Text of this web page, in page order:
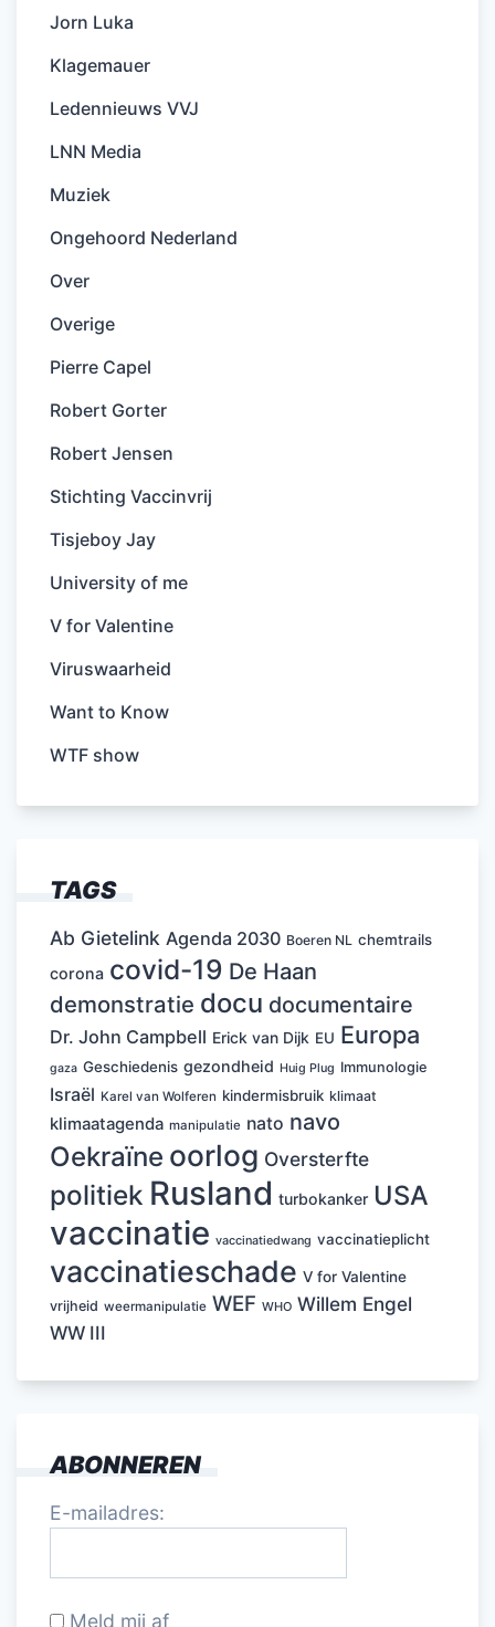
Jorn Luka
Klagemauer
Ledennieuws VVJ
LNN Media
Muziek
Ongehoord Nederland
Over
Overige
Pierre Capel
Robert Gorter
Robert Jensen
Stichting Vaccinvrij
Tisjeboy Jay
University of me
V for Valentine
Viruswaarheid
Want to Know
WTF show
TAGS
Ab Gietelink Agenda 2030 Boeren NL chemtrails
corona covid-19 De Haan
demonstratie docu documentaire
Dr. John Campbell Erick van Dijk EU Europa
gaza Geschiedenis gezondheid Huig Plug Immunologie
Israël Karel van Wolferen kindermisbruik klimaat
klimaatagenda manipulatie nato navo
Oekraïne oorlog Oversterfte
politiek Rusland turbokanker USA
vaccinatie vaccinatiedwang vaccinatieplicht
vaccinatieschade V for Valentine
vrijheid weermanipulatie WEF WHO Willem Engel
WW III
ABONNEREN
E-mailadres:
Meld mij af